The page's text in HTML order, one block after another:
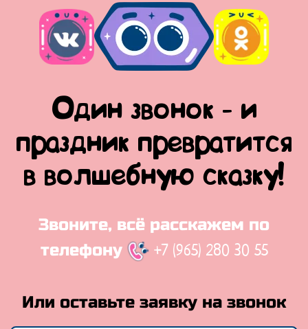
Один звонок - и
праздник превратится
в волшебную сказку!
Звоните, всё расскажем по
телефону
+7 (965) 280 30 55
Или оставьте заявку на звонок